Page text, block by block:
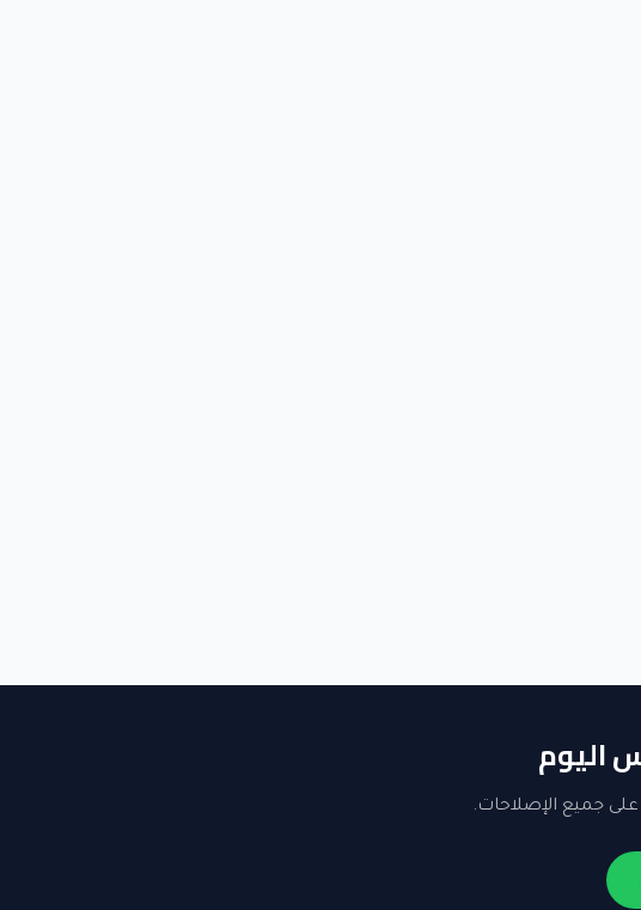
اليوم